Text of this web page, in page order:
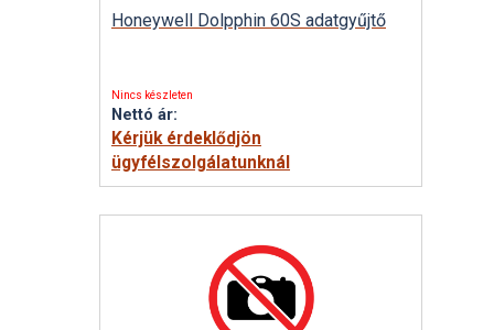
Honeywell Dolpphin 60S adatgyűjtő
Nincs készleten
Nettó ár:
Kérjük érdeklődjön
ügyfélszolgálatunknál